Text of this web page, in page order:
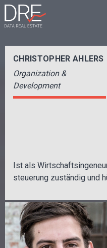
Data
Real
Estate
CHRISTOPHER AHLERS
Organization &
Development
Ist als
steuerung zuständig und